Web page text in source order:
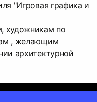
"Игровая графика и
художникам по
, желающим
архитектурной